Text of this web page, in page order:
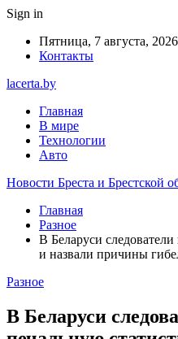
Sign in
Пятница, 7 августа, 2026
Контакты
lacerta.by
Главная
В мире
Технологии
Авто
Новости Бреста и Брестской
Главная
Разное
В Беларуси
и назвали причины
Разное
В Беларуси